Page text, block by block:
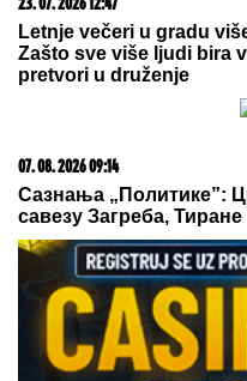
NISTE GLADNI, A
metodu koja podstiče
30-30 zaludelo ceo svet